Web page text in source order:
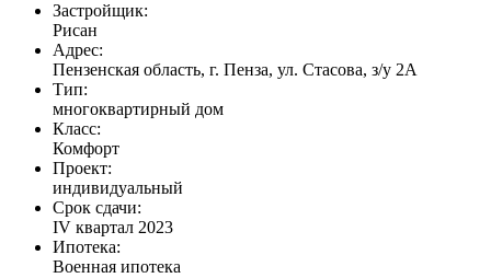
Застройщик:
Рисан
Адрес:
Пензенская область, г. Пенза, ул. Стасова, з/у 2А
Тип:
многоквартирный дом
Класс:
Комфорт
Проект:
индивидуальный
Срок сдачи:
IV квартал 2023
Ипотека:
Военная ипотека